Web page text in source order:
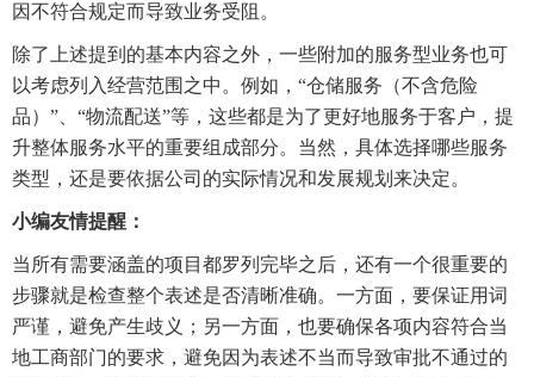
因不符合规定而导致业务受阻。
除了上述提到的基本内容之外，一些附加的服务型业务也可
以考虑列入经营范围之中。例如，“仓储服务（不含危险
品）”、“物流配送”等，这些都是为了更好地服务于客户，提
升整体服务水平的重要组成部分。当然，具体选择哪些服务
类型，还是要依据公司的实际情况和发展规划来决定。
小编友情提醒：
当所有需要涵盖的项目都罗列完毕之后，还有一个很重要的
步骤就是检查整个表述是否清晰准确。一方面，要保证用词
严谨，避免产生歧义；另一方面，也要确保各项内容符合当
地工商部门的要求，避免因为表述不当而导致审批不通过的